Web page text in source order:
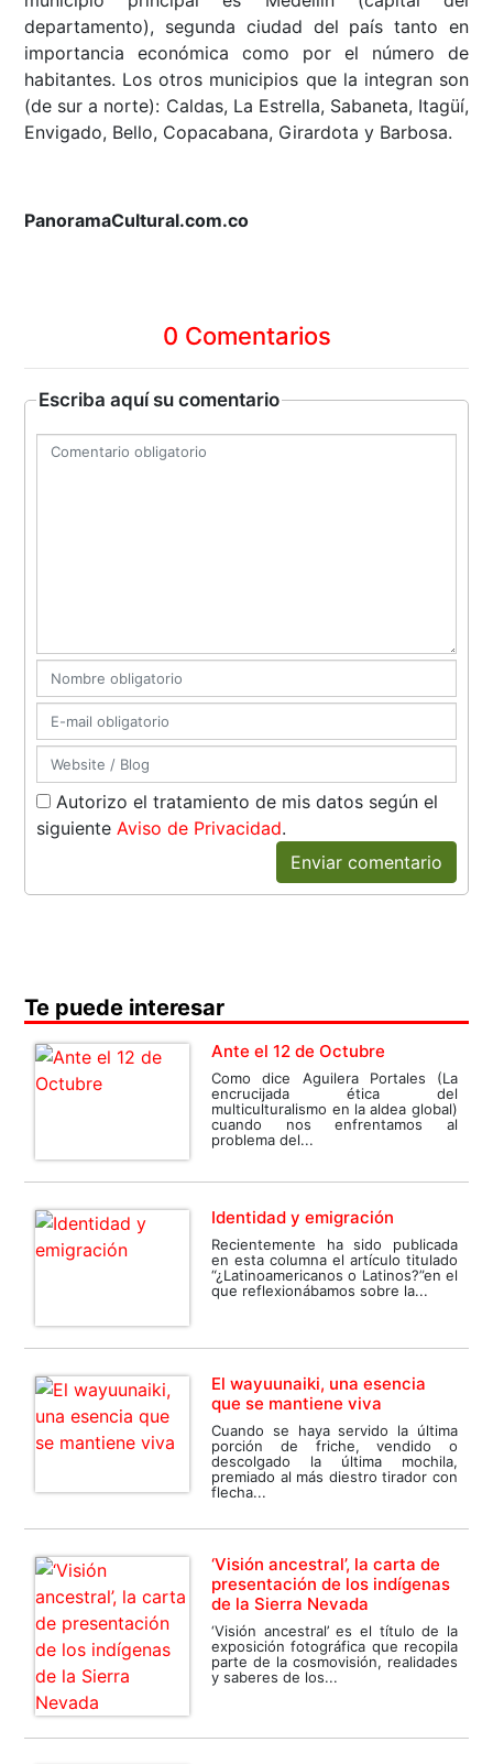
departamento), segunda ciudad del país tanto en
importancia económica como por el número de
habitantes. Los otros municipios que la integran son
(de sur a norte): Caldas, La Estrella, Sabaneta, Itagüí,
Envigado, Bello, Copacabana, Girardota y Barbosa.
PanoramaCultural.com.co
0 Comentarios
Escriba aquí su comentario
Autorizo el tratamiento de mis datos según el
siguienteAviso de Privacidad.
Enviar comentario
Te puede interesar
Ante el 12 de Octubre
Como dice Aguilera Portales (La
encrucijada ética del
multiculturalismo en la aldea global)
cuando nos enfrentamos al
problema del...
Identidad y emigración
Recientemente ha sido publicada
en esta columna el artículo titulado
“¿Latinoamericanos o Latinos?”en el
que reflexionábamos sobre la...
El wayuunaiki, una esencia
que se mantiene viva
Cuando se haya servido la última
porción de friche, vendido o
descolgado la última mochila,
premiado al más diestro tirador con
flecha...
‘Visión ancestral’, la carta de
presentación de los indígenas
de la Sierra Nevada
‘Visión ancestral’ es el título de la
exposición fotográfica que recopila
parte de la cosmovisión, realidades
y saberes de los...